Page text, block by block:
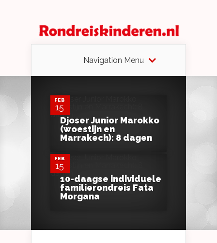
Navigation Menu
FEB
15
Djoser Junior Marokko
(woestijn en
Marrakech): 8 dagen
FEB
15
0
10-daagse individuele
familierondreis Fata
Morgana